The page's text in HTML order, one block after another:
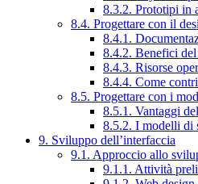
8.3.2. Prototipi in
8.4. Progettare con il
8.4.1.
8.4.2. Benefici del
8.4.3. Risorse
8.4.4. Come
8.5. Progettare con i
8.5.1. Vantaggi
8.5.2. I modelli di
9. Sviluppo dell’interfaccia
9.1. Approccio allo
9.1.1. Attività